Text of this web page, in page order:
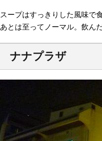
スープはすっきりした風味で
あとは至ってノーマル。飲ん
ナナプラザ